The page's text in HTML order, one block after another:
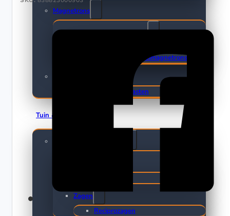
Magnetrons
Vrijstaande magnetrons
Vrijstaande Combimagnetrons
Amerikaanse koelkasten
Tuin & Klussen
Zagen
Reciprozagen